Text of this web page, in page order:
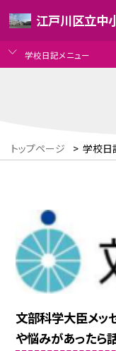
江戸川区立中
学校日記メニュー
トップページ > 学校日
文部科学大臣メッ
や悩みがあったら